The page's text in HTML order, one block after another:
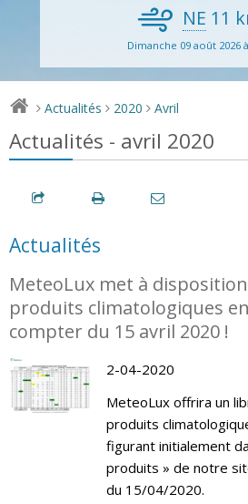
NE 11
Dimanche 09 août 2026
> Actualités > 2020 > Avril
Actualités - avril 2020
Actualités
MeteoLux met à
produits climatologiques
compter du 15 avril 2020 !
2-04-2020
MeteoLux offrira un
produits
figurant initialement
produits » de notre
du 15/04/2020.